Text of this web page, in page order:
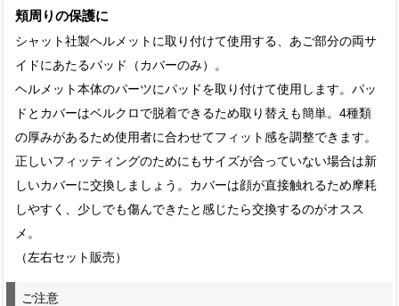
頬周りの保護に
シャット社製ヘルメットに取り付けて使用する、あご部分の両サ
イドにあたるパッド（カバーのみ）。
ヘルメット本体のパーツにパッドを取り付けて使用します。パッ
ドとカバーはベルクロで脱着できるため取り替えも簡単。4種類
の厚みがあるため使用者に合わせてフィット感を調整できます。
正しいフィッティングのためにもサイズが合っていない場合は新
しいカバーに交換しましょう。カバーは顔が直接触れるため摩耗
しやすく、少しでも傷んできたと感じたら交換するのがオスス
メ。
（左右セット販売）
ご注意